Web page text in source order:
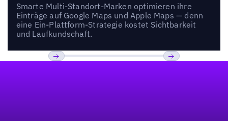
Smarte Multi-Standort-Marken optimieren ihre
Einträge auf Google Maps und Apple Maps — denn
eine Ein-Plattform-Strategie kostet Sichtbarkeit
und Laufkundschaft.